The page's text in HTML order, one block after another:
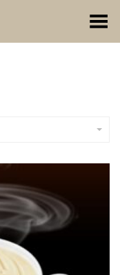
Toggle Menu